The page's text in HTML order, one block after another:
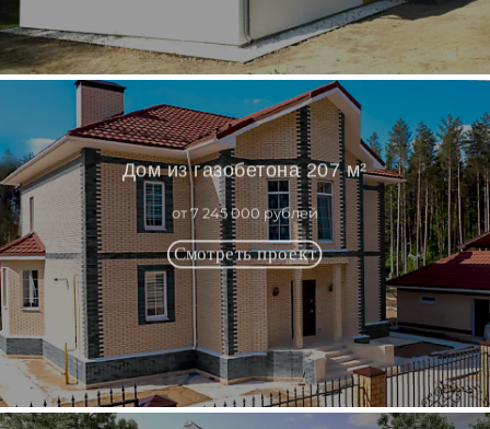
Дом из газобетона 207 м²
от 7 245 000 рублей